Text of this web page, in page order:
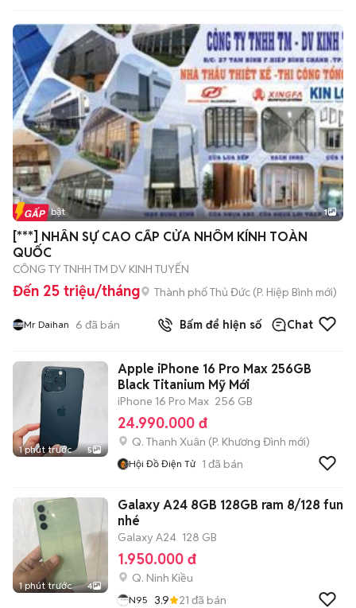
Tin nổi bật 1
[***] NHÂN SỰ CAO CẤP CỬA NHÔM KÍNH TOÀN
QUỐC
CÔNG TY TNHH TM DV KINH TUYẾN
Đến 25 triệu/tháng Thành phố Thủ Đức (P. Hiệp Bình mới)
Mr Daihan 6 đã bán Bấm để hiện số Chat
1 phút trước 5
Apple iPhone 16 Pro Max 256GB
Black Titanium Mỹ Mới
iPhone 16 Pro Max 256 GB
24.990.000 đ
Q. Thanh Xuân (P. Khương Đình mới)
Hội Đồ Điện Tử 1 đã bán
1 phút trước 4
Galaxy A24 8GB 128GB ram 8/128 fun
nhé
Galaxy A24 128 GB
1.950.000 đ
Q. Ninh Kiều
N95 3.9 21 đã bán